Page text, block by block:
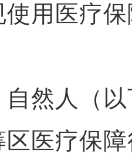
使用医疗
人（以
医疗保